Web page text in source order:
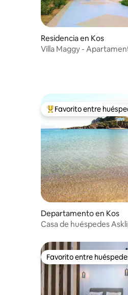
Residencia en Kos
Villa Maggy -
De los mejores en
Favorito entre
Departamento en Kos
Casa de huéspedes
Favorito entre
Favorito entre